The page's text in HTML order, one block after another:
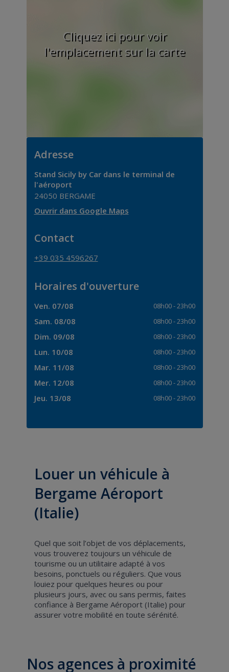
Cliquez ici pour voir
l'emplacement sur la carte
Adresse
Stand Sicily by Car dans le terminal de
l'aéroport
24050 BERGAME
Ouvrir dans Google Maps
Contact
+39 035 4596267
Horaires d'ouverture
Ven. 07/08 08h00- 23h00
Sam. 08/08 08h00- 23h00
Dim. 09/08 08h00- 23h00
Lun. 10/08 08h00- 23h00
Mar. 11/08 08h00- 23h00
Mer. 12/08 08h00- 23h00
Jeu. 13/08 08h00- 23h00
Louer un véhicule à
Bergame Aéroport
(Italie)
Quel que soit l’objet de vos déplacements,
vous trouverez toujours un véhicule de
tourisme ou un utilitaire adapté à vos
besoins, ponctuels ou réguliers. Que vous
louiez pour quelques heures ou pour
plusieurs jours, avec ou sans permis, faites
confiance à Bergame Aéroport (Italie) pour
assurer votre mobilité en toute sérénité.
Nos agences à proximité